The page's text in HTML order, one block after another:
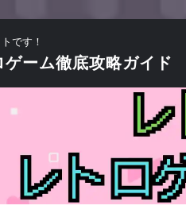
です！
ーム徹底攻略ガイド